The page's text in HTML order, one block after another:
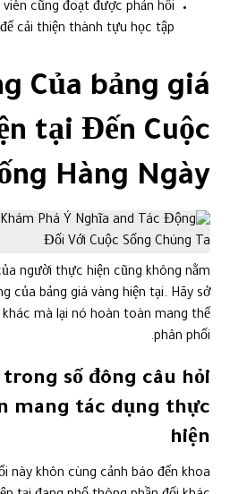
viên cũng đoạt được phản hồi
cải thiện thành tựu học tập.
Của bảng giá
tại Đến Cuộc
Hàng Ngày
người thực hiện cũng không nằm
của bảng giá vàng hiện tại. Hãy sở
mà lại nó hoàn toàn mang thể
phân phối.
trong số đông câu hỏi
mang tác dụng thực
hiện
này khôn cùng cảnh báo đến khoa